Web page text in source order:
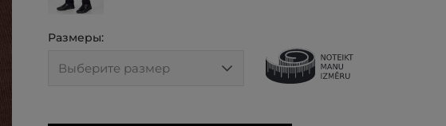
Размеры: